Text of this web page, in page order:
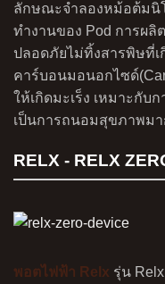
ลักษณะจำลองหม้อต้มนิ
ทำงานของ Pod การผลิ
ปลอดภัยไม่ทิ้งสารพิษที่เ
คาร์บอนมอนอกไซด์
ให้เกิดมะเร็ง เหมาะกับ
เป็นการถนอมสุขภาพม
RELX - RELX
พอตไฟฟ้า Relx รุ่น